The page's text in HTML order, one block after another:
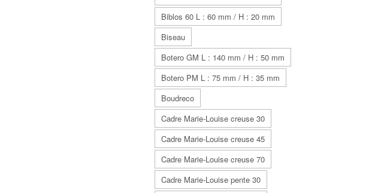
Biblos 60 L : 60 mm / H : 20 mm
Biseau
Botero GM L : 140 mm / H : 50 mm
Botero PM L : 75 mm / H : 35 mm
Boudreco
Cadre Marie-Louise creuse 30
Cadre Marie-Louise creuse 45
Cadre Marie-Louise creuse 70
Cadre Marie-Louise pente 30